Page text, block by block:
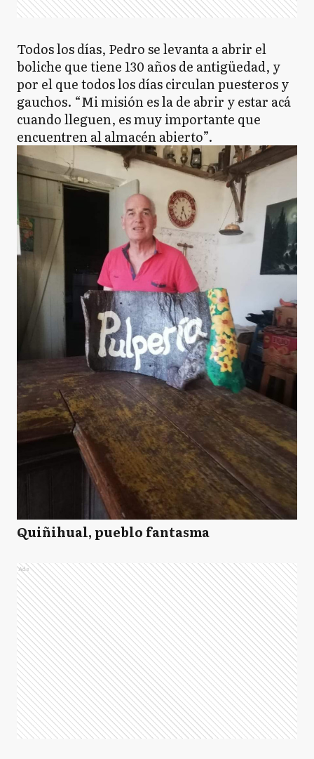
Todos los días, Pedro se levanta a abrir el
boliche que tiene 130 años de antigüedad, y
por el que todos los días circulan puesteros y
gauchos. “Mi misión es la de abrir y estar acá
cuando lleguen, es muy importante que
encuentren al almacén abierto”.
Quiñihual, pueblo fantasma
Ads